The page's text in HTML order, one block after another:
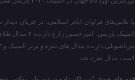
المپیک پاریس،
کسب مدال نقره شد.